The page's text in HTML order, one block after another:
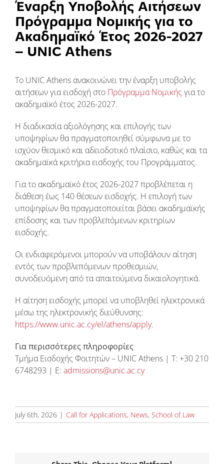
Έναρξη Υποβολής Αιτήσεων
Πρόγραμμα Νομικής για το
Ακαδημαϊκό Έτος 2026-2027
– UNIC Athens
Το UNIC Athens ανακοινώνει την έναρξη υποβολής
αιτήσεων για εισδοχή στο Πρόγραμμα Νομικής για το
ακαδημαϊκό έτος 2026-2027.
Η διαδικασία αξιολόγησης και επιλογής των
υποψηφίων θα πραγματοποιηθεί σύμφωνα με το
ισχύον θεσμικό και αδειοδοτικό πλαίσιο, καθώς και τα
ακαδημαϊκά κριτήρια εισδοχής του Προγράμματος.
Για το ακαδημαϊκό έτος 2026-2027 προβλέπεται η
διάθεση έως 140 θέσεων εισδοχής. Η επιλογή των
υποψηφίων θα πραγματοποιείται βάσει ακαδημαϊκής
επίδοσης και των προβλεπόμενων κριτηρίων
εισδοχής.
Οι ενδιαφερόμενοι μπορούν να υποβάλουν αίτηση
εντός των προβλεπόμενων προθεσμιών,
συνοδευόμενη από τα απαιτούμενα δικαιολογητικά.
Η αίτηση εισδοχής μπορεί να υποβληθεί ηλεκτρονικά
μέσω της ηλεκτρονικής διεύθυνσης:
https://www.unic.ac.cy/el/athens/apply.
Για περισσότερες πληροφορίες
Τμήμα Εισδοχής Φοιτητών – UNIC Athens | T: +30 210
6748293 | E: admissions@unic.ac.cy
July 6th, 2026 | Call for Applications, News, School of Law